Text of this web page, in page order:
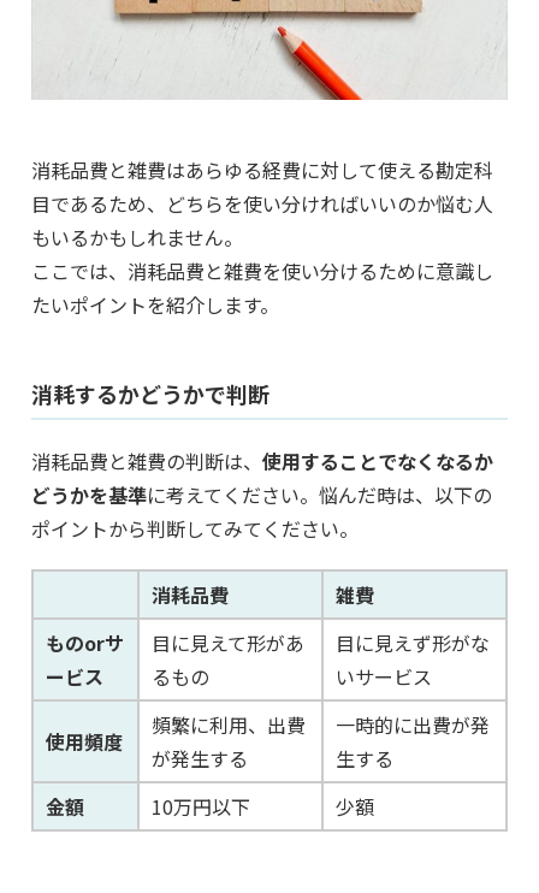
消耗品費と雑費はあらゆる経費に対して使える勘定科
目であるため、どちらを使い分ければいいのか悩む人
もいるかもしれません。
ここでは、消耗品費と雑費を使い分けるために意識し
たいポイントを紹介します。
消耗するかどうかで判断
消耗品費と雑費の判断は、 使用することでなくなるか
どうかを基準に考えてください。悩んだ時は、以下の
ポイントから判断してみてください。
消耗品費
雑費
ものorサ
ービス
目に見えて形があ
るもの
目に見えず形がな
いサービス
使用頻度
頻繁に利用、出費
が発生する
一時的に出費が発
生する
金額
10万円以下 少額